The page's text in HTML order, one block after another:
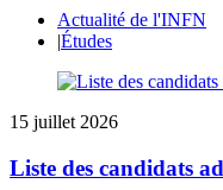
Actualité de l'INFN
|Études
15 juillet 2026
Liste des candidats